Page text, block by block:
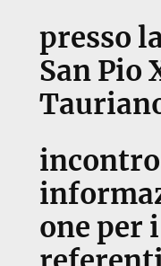
presso
San Pio
one per